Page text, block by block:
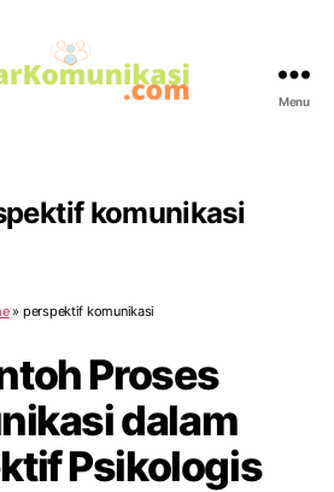
Menu
komunikasi
» perspektif komunikasi
Proses
dalam
Psikologis